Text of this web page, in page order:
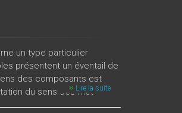
un type particulier
présentent un éventail de
des composants est
du sens des mot
de chercheurs
Lire la suite